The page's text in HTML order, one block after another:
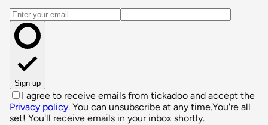
Email address
Sign up
I agree to receive emails from tickadoo and accept the
Privacy policy. You can unsubscribe at any time.You're all
set! You'll receive emails in your inbox shortly.